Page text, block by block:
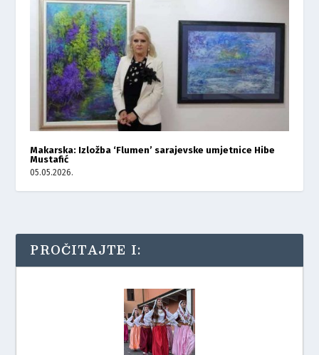
Makarska: Izložba ‘Flumen’ sarajevske umjetnice Hibe
Mustafić
05.05.2026.
PROČITAJTE I: